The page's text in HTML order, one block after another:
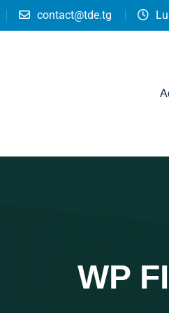
contact@tde.tg
WP